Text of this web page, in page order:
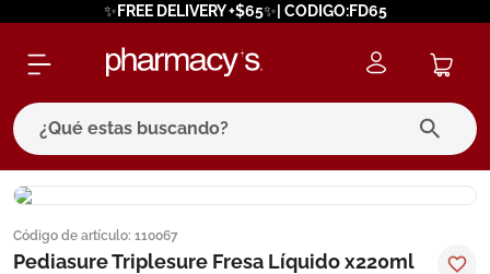
✨FREE DELIVERY +$65✨| CODIGO:FD65
¿Qué estas buscando?
Código de artículo: 110067
Pediasure Triplesure Fresa Líquido x220ml
términos más buscados
1. eucerin